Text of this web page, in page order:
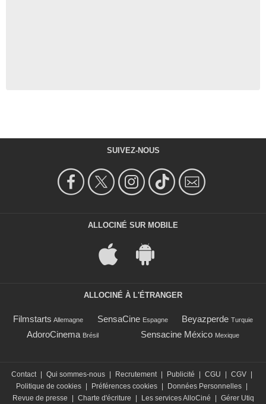
SUIVEZ-NOUS
ALLOCINÉ SUR MOBILE
ALLOCINÉ À L'ÉTRANGER
Filmstarts Allemagne SensaCine Espagne Beyazperde Turquie
AdoroCinema Brésil Sensacine México Mexique
Contact Qui sommes-nous Recrutement Publicité CGU CGV
Politique de cookies
Préférences cookies Données Personnelles
Revue de presse
Charte d'écriture Les services AlloCiné Gérer Utiq